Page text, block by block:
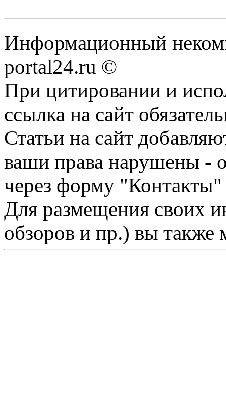
Информационный
portal24.ru ©
При цитировании и
ссылка на сайт
Статьи на сайт
ваши права нарушены -
через форму "Контакты"
Для размещения своих
обзоров и пр.) вы также